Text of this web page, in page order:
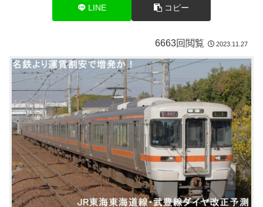
LINE コピー
6663回閲覧 2023.11.27